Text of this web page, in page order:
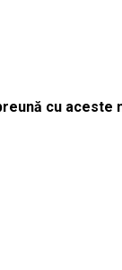
cu aceste